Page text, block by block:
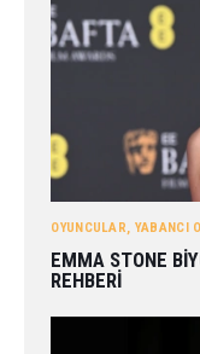
OYUNCULAR, YABANCI
EMMA STONE
REHBERI